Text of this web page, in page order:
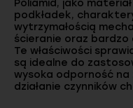
Poliamid, jako
podkładek,
wytrzymałością
ścieranie oraz bardzo
Te właściwości
są idealne do
wysoka odporność na
działanie czynników